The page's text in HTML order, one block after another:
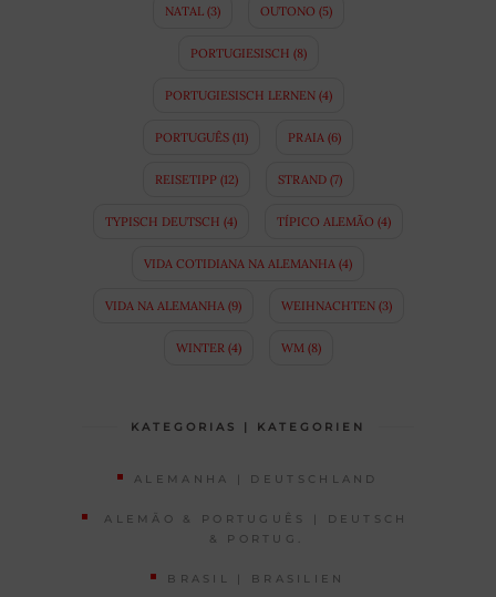
NATAL(3) OUTONO (5)
PORTUGIESISCH (8)
PORTUGIESISCH LERNEN(4)
PORTUGUÊS (11) PRAIA (6)
REISETIPP(12) STRAND(7)
TYPISCH DEUTSCH (4) TÍPICO ALEMÃO (4)
VIDA COTIDIANA NA ALEMANHA (4)
VIDA NA ALEMANHA(9) WEIHNACHTEN(3)
WINTER(4) WM(8)
KATEGORIAS | KATEGORIEN
ALEMANHA | DEUTSCHLAND
ALEMÃO & PORTUGUÊS | DEUTSCH
& PORTUG.
BRASIL | BRASILIEN